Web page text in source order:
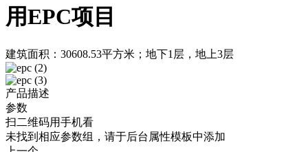
用EPC项目
建筑面积：30608.53平方米；地下1层，地上3层
产品描述
参数
扫二维码用手机看
未找到相应参数组，请于后台属性模板中添加